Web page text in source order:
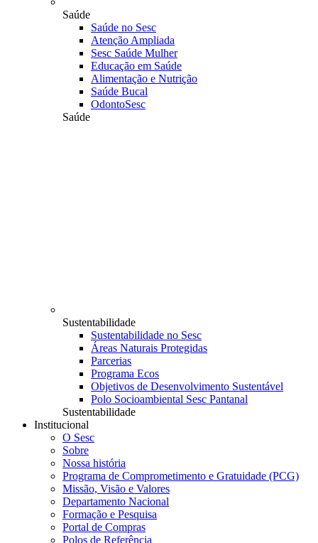
Saúde
Saúde no Sesc
Atenção Ampliada
Sesc Saúde Mulher
Educação em Saúde
Alimentação e Nutrição
Saúde Bucal
OdontoSesc
Saúde
Sustentabilidade
Sustentabilidade no Sesc
Áreas Naturais Protegidas
Parcerias
Programa Ecos
Objetivos de Desenvolvimento Sustentável
Polo Socioambiental Sesc Pantanal
Sustentabilidade
Institucional
O Sesc
Sobre
Nossa história
Programa de Comprometimento e Gratuidade (PCG)
Missão, Visão e Valores
Departamento Nacional
Formação e Pesquisa
Portal de Compras
Polos de Referência